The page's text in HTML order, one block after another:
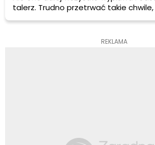
talerz. Trudno przetrwać takie chwile,
przecież chcemy dla swojego
dziecko, które chętnie spróbuje
REKLAMA